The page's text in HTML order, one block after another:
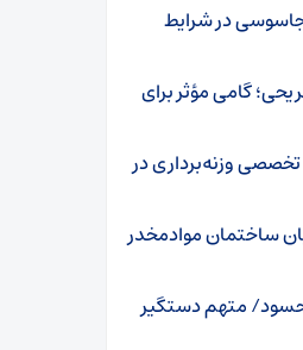
جاسوسی در شرایط
گامی مؤثر برای
تخصصی وزنه‌برداری در
ساختمان موادمخدر
حسود/ متهم دستگیر